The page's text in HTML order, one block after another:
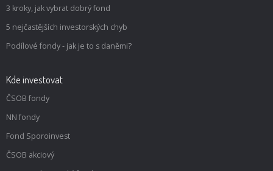
3 kroky, jak vybrat dobrý fond
5 nejčastějších investorských chyb
Podílové fondy - jak je to s daněmi?
Kde investovat
ČSOB fondy
NN fondy
Fond Sporoinvest
ČSOB akciový